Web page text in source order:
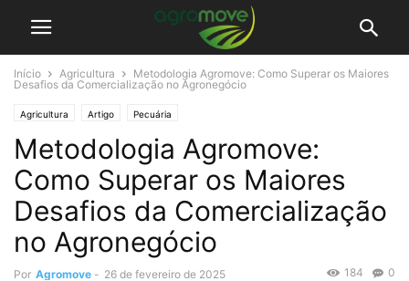
Início Agricultura
Metodologia Agromove: Como Superar os Maiores
Desafios da Comercialização no Agronegócio
Agricultura Artigo Pecuária
Metodologia Agromove:
Como Superar os Maiores
Desafios da Comercialização
no Agronegócio
Por Agromove - 26 de fevereiro de 2025 0
184